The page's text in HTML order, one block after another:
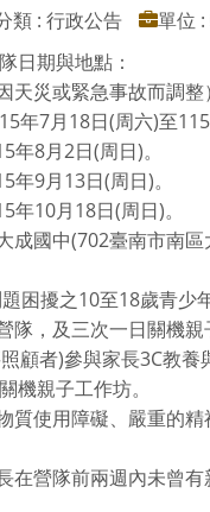
類 : 行政公告 單位 :
日期與地點：
天災或緊急事故而調整
年7月18日(周六)至115
8月2日(周日)。
9月13日(周日)。
10月18日(周日)。
成國中(702臺南市南區
困擾之10至18歲青少
，及三次一日關機親
顧者)參與家長3C教
機親子工作坊。
質使用障礙、嚴重的
在營隊前兩週內未曾有